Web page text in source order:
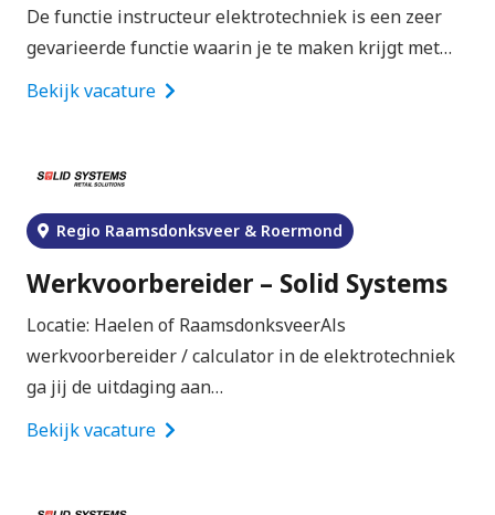
De functie instructeur elektrotechniek is een zeer
gevarieerde functie waarin je te maken krijgt met…
Bekijk vacature
Regio Raamsdonksveer & Roermond
Werkvoorbereider – Solid Systems
Locatie: Haelen of RaamsdonksveerAls
werkvoorbereider / calculator in de elektrotechniek
ga jij de uitdaging aan…
Bekijk vacature